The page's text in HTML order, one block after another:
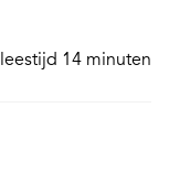
leestijd 14 minuten